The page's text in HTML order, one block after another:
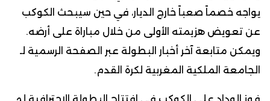
يواجه خصماً صعباً خارج الديار، في حين سيبحث الكوكب
عن تعويض هزيمته الأولى من خلال مباراة على أرضه.
ويمكن متابعة آخر أخبار البطولة عبر الصفحة الرسمية لـ
الجامعة الملكية المغربية لكرة القدم.